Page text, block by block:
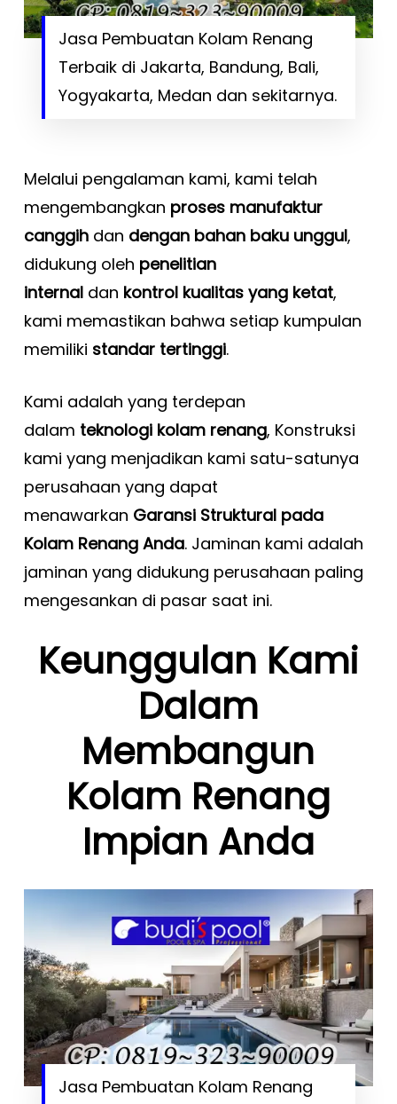
Jasa Pembuatan Kolam Renang
Terbaik di Jakarta, Bandung, Bali,
Yogyakarta, Medan dan sekitarnya.
Melalui pengalaman kami, kami telah
mengembangkan proses manufaktur
canggihdan dengan bahan baku unggul,
didukung oleh penelitian
internaldan kontrol kualitas yang ketat,
kami memastikan bahwa setiap kumpulan
memiliki standar tertinggi.
Kami adalah yang terdepan
dalam teknologi kolam renang, Konstruksi
kami yang menjadikan kami satu-satunya
perusahaan yang dapat
menawarkan Garansi Struktural pada
Kolam Renang Anda. Jaminan kami adalah
jaminan yang didukung perusahaan paling
mengesankan di pasar saat ini.
Keunggulan Kami
Dalam
Membangun
Kolam Renang
Impian Anda
Jasa Pembuatan Kolam Renang